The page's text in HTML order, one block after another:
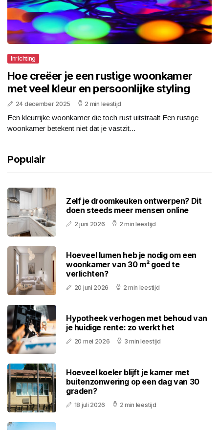
Inrichting
Hoe creëer je een rustige woonkamer
met veel kleur en persoonlijke styling
24 december 2025 2 min leestijd
Een kleurrijke woonkamer die toch rust uitstraalt Een rustige
woonkamer betekent niet dat je vastzit...
Populair
Zelf je droomkeuken ontwerpen? Dit
doen steeds meer mensen online
2 juni 2026 2 min leestijd
Hoeveel lumen heb je nodig om een
woonkamer van 30 m² goed te
verlichten?
20 juni 2026 2 min leestijd
Hypotheek verhogen met behoud van
je huidige rente: zo werkt het
20 mei 2026 3 min leestijd
Hoeveel koeler blijft je kamer met
buitenzonwering op een dag van 30
graden?
18 juli 2026 2 min leestijd